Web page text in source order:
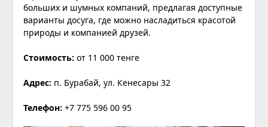
больших и шумных компаний, предлагая доступные
варианты досуга, где можно насладиться красотой
природы и компанией друзей.
Стоимость: от 11 000 тенге
Адрес: п. Бурабай, ул. Кенесары 32
Телефон: +7 775 596 00 95